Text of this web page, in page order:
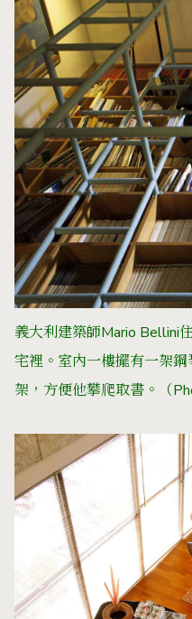
義大利建築師Mario Bellini
宅裡。室內一樓擺有一架
架，方便他攀爬取書。
（